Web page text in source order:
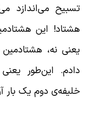
می‌اندازد
این
نه، هشتادمین
این‌طور یعنی
دوم یک بار